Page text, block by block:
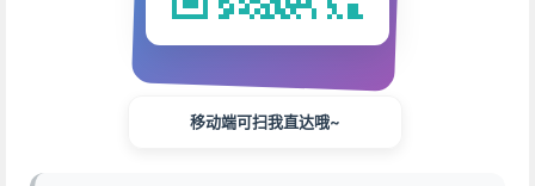
移动端可扫我直达哦~